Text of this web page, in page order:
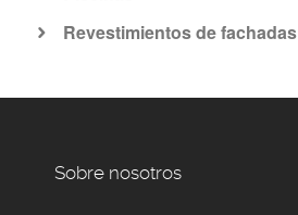
Revestimientos de fachadas
Sobre nosotros